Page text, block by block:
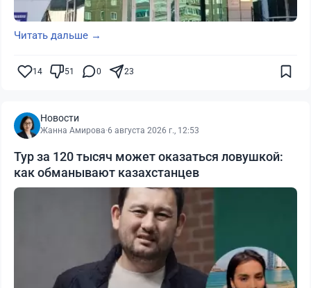
Читать дальше →
14 51 0 23
Новости
Жанна Амирова·6 августа 2026 г., 12:53
Тур за 120 тысяч может оказаться ловушкой:
как обманывают казахстанцев